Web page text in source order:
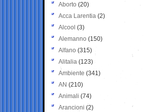
Aborto (20)
Acca Larentia (2)
Alcool (3)
Alemanno (150)
Alfano (315)
Alitalia (123)
Ambiente (341)
AN (210)
Animali (74)
Arancioni (2)